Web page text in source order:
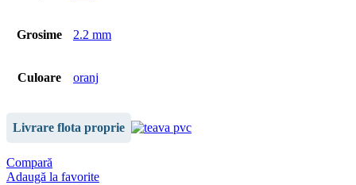
Grosime 2.2 mm
Culoare oranj
Livrare flota proprie
Compară
Adaugă la favorite